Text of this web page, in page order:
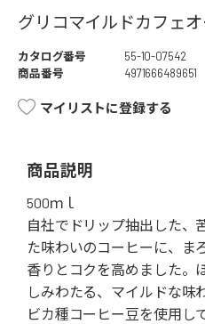
グリコマイルドカフェ
カタログ番号
55-10-07542
商品番号
4971666489651
マイリストに登録する
商品説明
500ｍｌ
自社でドリップ抽出した、
た味わいのコーヒーに、ま
香りとコクを高めました。
しみわたる、マイルドな味
ビカ種コーヒー豆を使用し